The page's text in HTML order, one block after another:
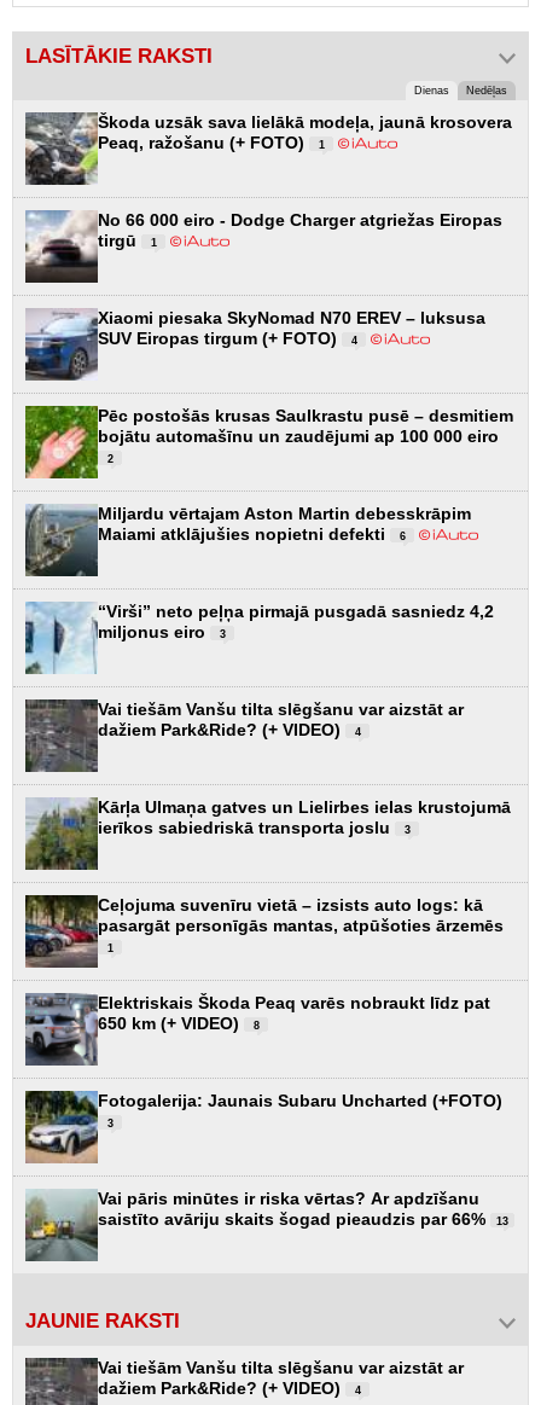
LASĪTĀKIE RAKSTI
Dienas Nedēļas
Škoda uzsāk sava lielākā modeļa, jaunā krosovera
Peaq, ražošanu (+ FOTO)
1
No 66 000 eiro - Dodge Charger atgriežas Eiropas
tirgū
1
Xiaomi piesaka SkyNomad N70 EREV – luksusa
SUV Eiropas tirgum (+ FOTO)
4
Pēc postošās krusas Saulkrastu pusē – desmitiem
bojātu automašīnu un zaudējumi ap 100 000 eiro
2
Miljardu vērtajam Aston Martin debesskrāpim
Maiami atklājušies nopietni defekti
6
“Virši” neto peļņa pirmajā pusgadā sasniedz 4,2
miljonus eiro
3
Vai tiešām Vanšu tilta slēgšanu var aizstāt ar
dažiem Park&Ride? (+ VIDEO)
4
Kārļa Ulmaņa gatves un Lielirbes ielas krustojumā
ierīkos sabiedriskā transporta joslu
3
Ceļojuma suvenīru vietā – izsists auto logs: kā
pasargāt personīgās mantas, atpūšoties ārzemēs
1
Elektriskais Škoda Peaq varēs nobraukt līdz pat
650 km (+ VIDEO)
8
Fotogalerija: Jaunais Subaru Uncharted (+FOTO)
3
Vai pāris minūtes ir riska vērtas? Ar apdzīšanu
saistīto avāriju skaits šogad pieaudzis par 66%
13
JAUNIE RAKSTI
Vai tiešām Vanšu tilta slēgšanu var aizstāt ar
dažiem Park&Ride? (+ VIDEO)
4